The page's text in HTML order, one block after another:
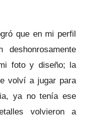
que en mi perfil
foto y diseño; la
volví a jugar para
ya no tenía ese
volvieron a